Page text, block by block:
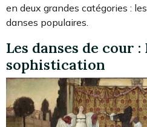
en deux grandes catégories :
danses populaires.
Les danses de cour
sophistication